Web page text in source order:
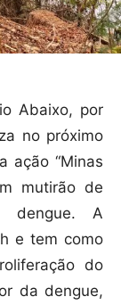
Abaixo, por
no próximo
ação “Minas
mutirão de
dengue. A
e tem como
do
da dengue,